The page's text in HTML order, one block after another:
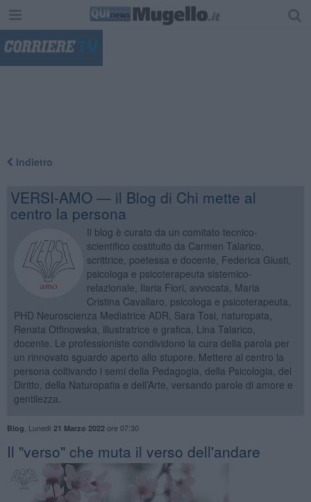
Indietro
VERSI-AMO — il Blog di Chi mette al
centro la persona
Il blog è curato da un comitato tecnico-
scientifico costituito da Carmen Talarico,
scrittrice, poetessa e docente, Federica Giusti,
psicologa e psicoterapeuta sistemico-
relazionale, Ilaria Fiori, avvocata, Maria
Cristina Cavallaro, psicologa e psicoterapeuta,
PHD Neuroscienza Mediatrice ADR, Sara Tosi, naturopata,
Renata Otfinowska, illustratrice e grafica, Lina Talarico,
docente. Le professioniste condividono la cura della parola per
un rinnovato sguardo aperto allo stupore. Mettere al centro la
persona coltivando i semi della Pedagogia, della Psicologia, del
Diritto, della Naturopatia e dell’Arte, versando parole di amore e
gentilezza.
Blog Lunedì 21 Marzo 2022ore 07:30
Il "verso" che muta il verso dell'andare